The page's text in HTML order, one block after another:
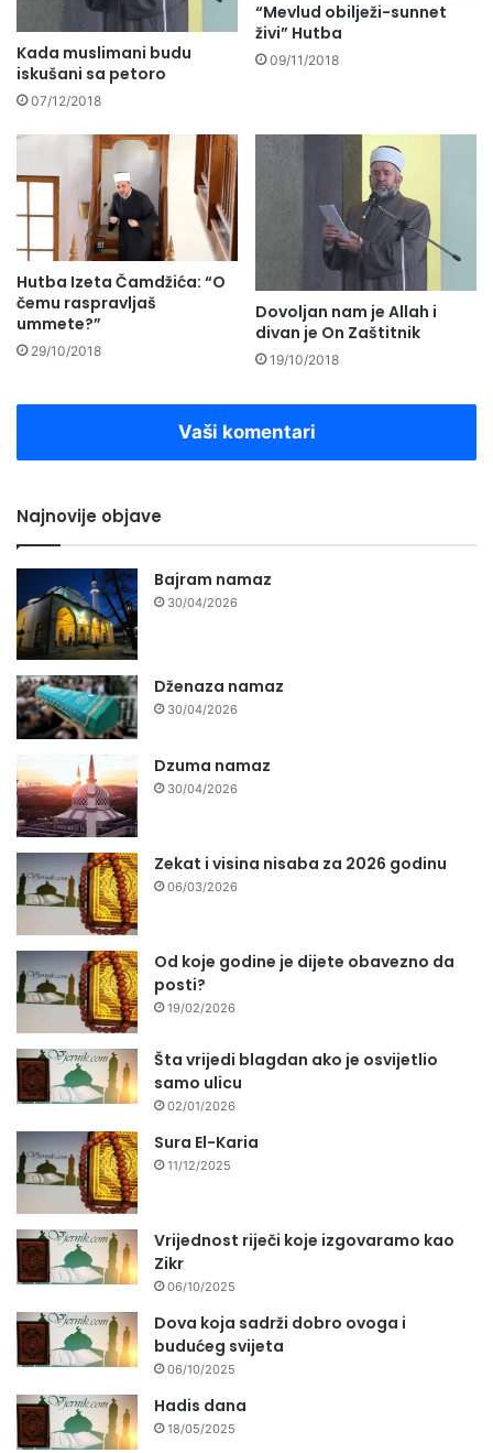
Kada muslimani budu
iskušani sa petoro
07/12/2018
“Mevlud obilježi-sunnet
živi” Hutba
09/11/2018
Hutba Izeta Čamdžića: “O
čemu raspravljaš
ummete?”
29/10/2018
Dovoljan nam je Allah i
divan je On Zaštitnik
19/10/2018
Vaši komentari
Najnovije objave
Bajram namaz
30/04/2026
Dženaza namaz
30/04/2026
Dzuma namaz
30/04/2026
Zekat i visina nisaba za 2026 godinu
06/03/2026
Od koje godine je dijete obavezno da
posti?
19/02/2026
Šta vrijedi blagdan ako je osvijetlio
samo ulicu
02/01/2026
Sura El-Karia
11/12/2025
Vrijednost riječi koje izgovaramo kao
Zikr
06/10/2025
Dova koja sadrži dobro ovoga i
budućeg svijeta
06/10/2025
Hadis dana
18/05/2025